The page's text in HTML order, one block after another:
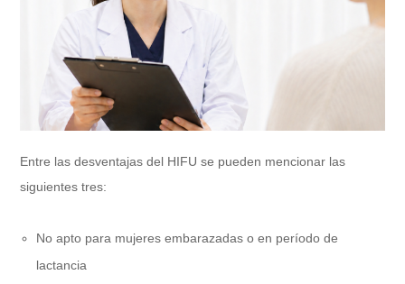
Entre las desventajas del HIFU se pueden mencionar las
siguientes tres:
No apto para mujeres embarazadas o en período de
lactancia